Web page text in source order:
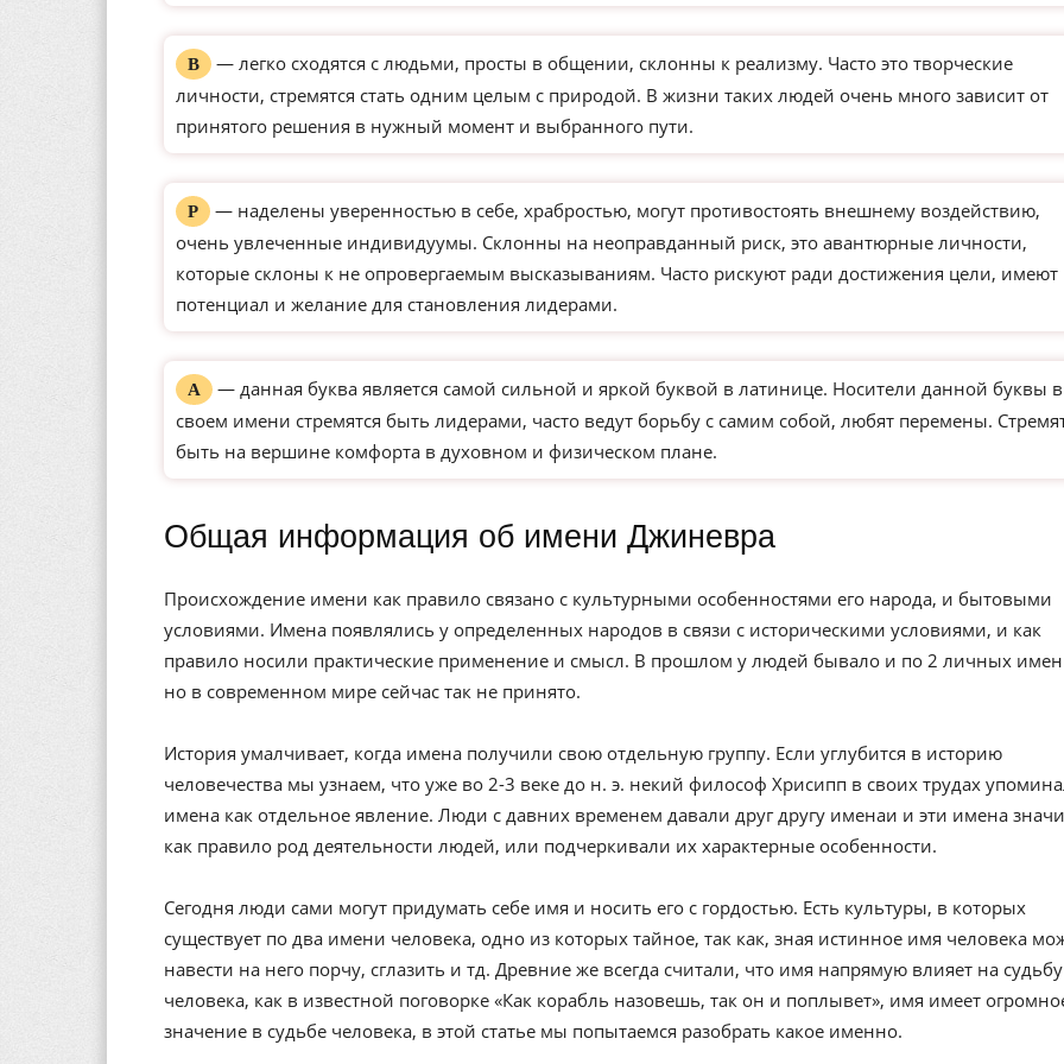
В
— легко сходятся с людьми, просты в общении, склонны к реализму. Часто это творческие
личности, стремятся стать одним целым с природой. В жизни таких людей очень много зависит от
принятого решения в нужный момент и выбранного пути.
Р
— наделены уверенностью в себе, храбростью, могут противостоять внешнему воздействию,
очень увлеченные индивидуумы. Склонны на неоправданный риск, это авантюрные личности,
которые склоны к не опровергаемым высказываниям. Часто рискуют ради достижения цели, имеют
потенциал и желание для становления лидерами.
А
— данная буква является самой сильной и яркой буквой в латинице. Носители данной буквы в
своем имени стремятся быть лидерами, часто ведут борьбу с самим собой, любят перемены.
быть на вершине комфорта в духовном и физическом плане.
Общая информация об имени Джиневра
Происхождение имени как правило связано с культурными особенностями его народа, и бытовыми
условиями. Имена появлялись у определенных народов в связи с историческими условиями, и как
правило носили практические применение и смысл. В прошлом у людей бывало и по 2 личных
но в современном мире сейчас так не принято.
История умалчивает, когда имена получили свою отдельную группу. Если углубится в историю
человечества мы узнаем, что уже во 2-3 веке до н. э. некий философ Хрисипп в своих трудах
имена как отдельное явление. Люди с давних временем давали друг другу именаи и эти имена
как правило род деятельности людей, или подчеркивали их характерные особенности.
Сегодня люди сами могут придумать себе имя и носить его с гордостью. Есть культуры, в которых
существует по два имени человека, одно из которых тайное, так как, зная истинное имя человека
навести на него порчу, сглазить и тд. Древние же всегда считали, что имя напрямую влияет на судьбу
человека, как в известной поговорке «Как корабль назовешь, так он и поплывет», имя имеет
значение в судьбе человека, в этой статье мы попытаемся разобрать какое именно.